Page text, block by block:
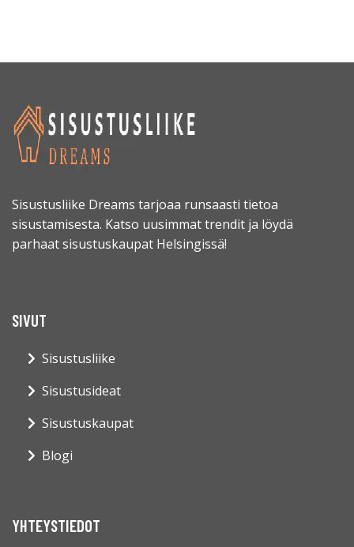
Sisustusliike Dreams tarjoaa runsaasti tietoa
sisustamisesta. Katso uusimmat trendit ja löydä
parhaat sisustuskaupat Helsingissä!
SIVUT
Sisustusliike
Sisustusideat
Sisustuskaupat
Blogi
YHTEYSTIEDOT